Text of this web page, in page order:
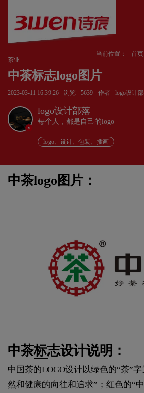
当前位置： 首页
茶业
中茶标志logo图片
2023-03-11 16:39:26 浏览 5639 作者 logo设计
v
logo设计部落
每个人，都是自己的logo
logo、设计、包装、插画
中茶logo图片：
中茶标志设计说明：
中国茶的LOGO设计以绿色的“茶”
然和健康的向往和追求”；红色的“